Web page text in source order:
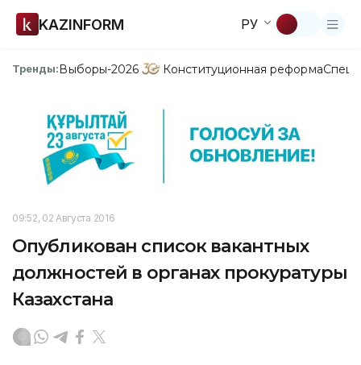
KAZINFORM РУ
Тренды:Выборы-2026 Конституционная реформа
09:52, 02 Августа 2016
Опубликован список вакантных
должностей в органах прокуратуры
Казахстана